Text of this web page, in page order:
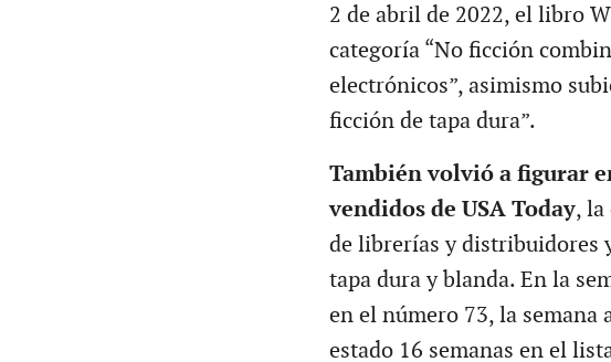
2 de abril de 2022, el libro
categoría “No ficción
electrónicos”, asimismo
ficción de tapa dura”.
También volvió a figurar
vendidos de USA Today, la
de librerías y distribuidores
tapa dura y blanda. En la
en el número 73, la semana
estado 16 semanas en el